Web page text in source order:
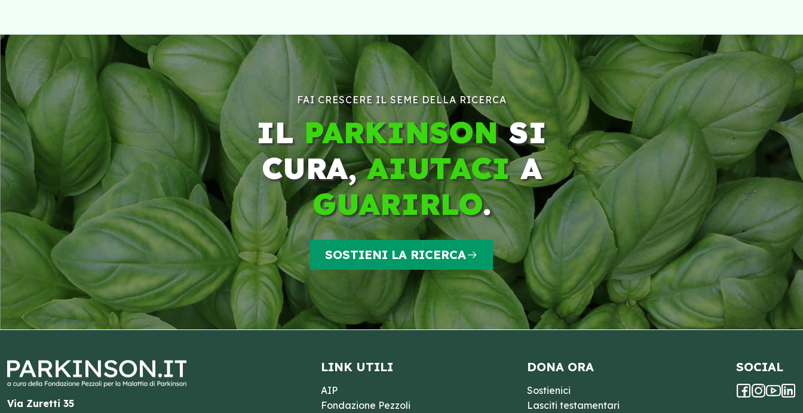
FAI CRESCERE IL SEME DELLA RICERCA
ILPARKINSONSI
CURA,AIUTACIA
GUARIRLO.
SOSTIENI LA RICERCA
Via Zuretti 35
LINK UTILI
AIP
Fondazione Pezzoli
DONA ORA
Sostienici
Lasciti testamentari
SOCIAL